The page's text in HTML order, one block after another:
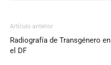
Artículo anterior
Radiografía de Transgénero en
el DF